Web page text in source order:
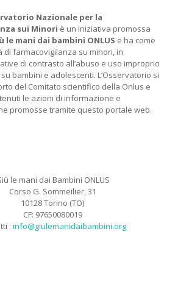
Nazionale per la
sui Minori è un iniziativa promossa
le mani dai bambini ONLUS e ha come
di farmacovigilanza su minori, in
di contrasto all’abuso e uso improprio
bambini e adolescenti. L’Osservatorio si
del Comitato scientifico della Onlus e
le azioni di informazione e
promosse tramite questo portale web.
le mani dai Bambini ONLUS
Corso G. Sommeilier, 31
10128 Torino (TO)
CF: 97650080019
: info@giulemanidaibambini.org